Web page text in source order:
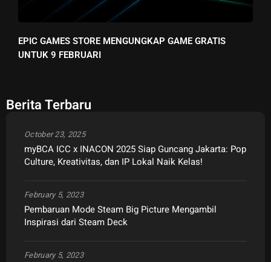
EPIC GAMES STORE MENGUNGKAP GAME GRATIS
UNTUK 9 FEBRUARI
Berita Terbaru
myBCA ICC x INACON 2025 Siap Guncang Jakarta: Pop
Culture, Kreativitas, dan IP Lokal Naik Kelas!
October 23, 2025
Pembaruan Mode Steam Big Picture Mengambil
Inspirasi dari Steam Deck
February 5, 2023
February 5, 2023